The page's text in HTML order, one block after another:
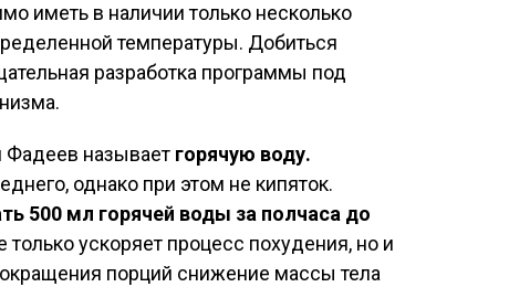
иметь в наличии только несколько
температуры. Добиться
разработка программы под
называет горячую воду.
однако при этом не кипяток.
500 мл горячей воды за полчаса до
ускоряет процесс похудения, но и
порций снижение массы тела